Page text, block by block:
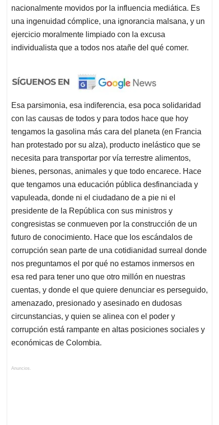
nacionalmente movidos por la influencia mediática. Es
una ingenuidad cómplice, una ignorancia malsana, y un
ejercicio moralmente limpiado con la excusa
individualista que a todos nos atañe del qué comer.
Esa parsimonia, esa indiferencia, esa poca solidaridad
con las causas de todos y para todos hace que hoy
tengamos la gasolina más cara del planeta (en Francia
han protestado por su alza), producto inelástico que se
necesita para transportar por vía terrestre alimentos,
bienes, personas, animales y que todo encarece. Hace
que tengamos una educación pública desfinanciada y
vapuleada, donde ni el ciudadano de a pie ni el
presidente de la República con sus ministros y
congresistas se conmueven por la construcción de un
futuro de conocimiento. Hace que los escándalos de
corrupción sean parte de una cotidianidad surreal donde
nos preguntamos el por qué no estamos inmersos en
esa red para tener uno que otro millón en nuestras
cuentas, y donde el que quiere denunciar es perseguido,
amenazado, presionado y asesinado en dudosas
circunstancias, y quien se alinea con el poder y
corrupción está rampante en altas posiciones sociales y
económicas de Colombia.
Anuncios.